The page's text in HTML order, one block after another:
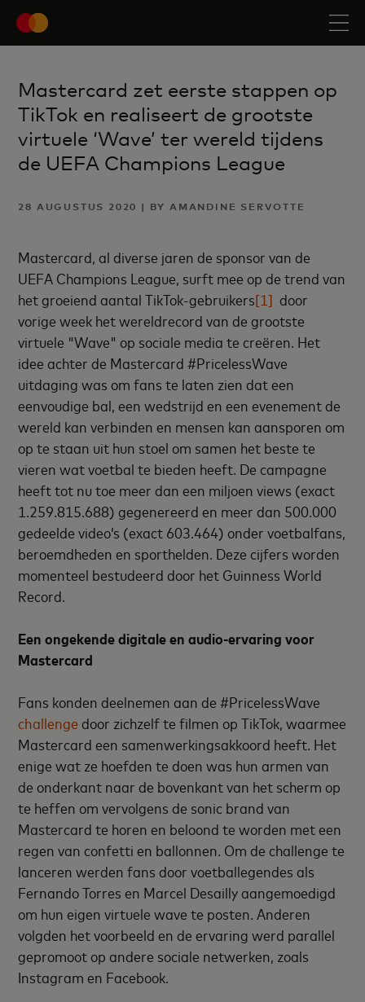
Mastercard zet eerste stappen op
TikTok en realiseert de grootste
virtuele ‘Wave’ ter wereld tijdens
de UEFA Champions League
28 AUGUSTUS 2020 | BY AMANDINE SERVOTTE
Mastercard, al diverse jaren de sponsor van de
UEFA Champions League, surft mee op de trend van
het groeiend aantal TikTok-gebruikers[1] door
vorige week het wereldrecord van de grootste
virtuele "Wave" op sociale media te creëren. Het
idee achter de Mastercard #PricelessWave
uitdaging was om fans te laten zien dat een
eenvoudige bal, een wedstrijd en een evenement de
wereld kan verbinden en mensen kan aansporen om
op te staan uit hun stoel om samen het beste te
vieren wat voetbal te bieden heeft. De campagne
heeft tot nu toe meer dan een miljoen views (exact
1.259.815.688) gegenereerd en meer dan 500.000
gedeelde video’s (exact 603.464) onder voetbalfans,
beroemdheden en sporthelden. Deze cijfers worden
momenteel bestudeerd door het Guinness World
Record.
Een ongekende digitale en audio-ervaring voor
Mastercard
Fans konden deelnemen aan de #PricelessWave
challengedoor zichzelf te filmen op TikTok, waarmee
Mastercard een samenwerkingsakkoord heeft. Het
enige wat ze hoefden te doen was hun armen van
de onderkant naar de bovenkant van het scherm op
te heffen om vervolgens de sonic brand van
Mastercard te horen en beloond te worden met een
regen van confetti en ballonnen. Om de challenge te
lanceren werden fans door voetballegendes als
Fernando Torres en Marcel Desailly aangemoedigd
om hun eigen virtuele wave te posten. Anderen
volgden het voorbeeld en de ervaring werd parallel
gepromoot op andere sociale netwerken, zoals
Instagram en Facebook.